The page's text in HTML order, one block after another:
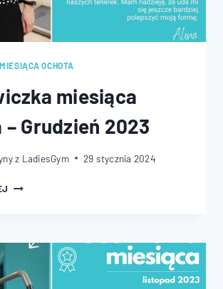
OCHOTA
miesiąca
– Grudzień 2023
z LadiesGym 29 stycznia 2024
KLUBOWICZKA
GRUDZIEŃ